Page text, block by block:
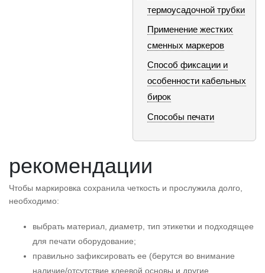
термоусадочной трубки
Применение жестких
сменных маркеров
Способ фиксации и
особенности кабельных
бирок
Способы печати
рекомендации
Чтобы маркировка сохранила четкость и прослужила долго,
необходимо:
выбрать материал, диаметр, тип этикетки и подходящее
для печати оборудование;
правильно зафиксировать ее (берутся во внимание
наличие/отсутствие клеевой основы и другие